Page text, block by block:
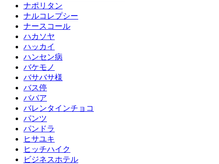
ナポリタン
ナルコレプシー
ナースコール
ハカソヤ
ハッカイ
ハンセン病
バケモノ
バサバサ様
バス停
ババア
バレンタインチョコ
パンツ
パンドラ
ヒサユキ
ヒッチハイク
ビジネスホテル